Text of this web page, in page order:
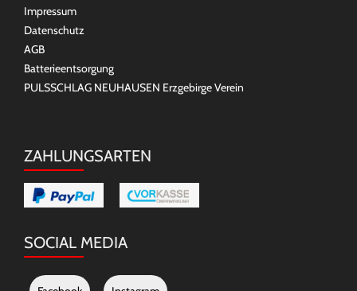
Impressum
Datenschutz
AGB
Batterieentsorgung
PULSSCHLAG NEUHAUSEN Erzgebirge Verein
ZAHLUNGSARTEN
SOCIAL MEDIA